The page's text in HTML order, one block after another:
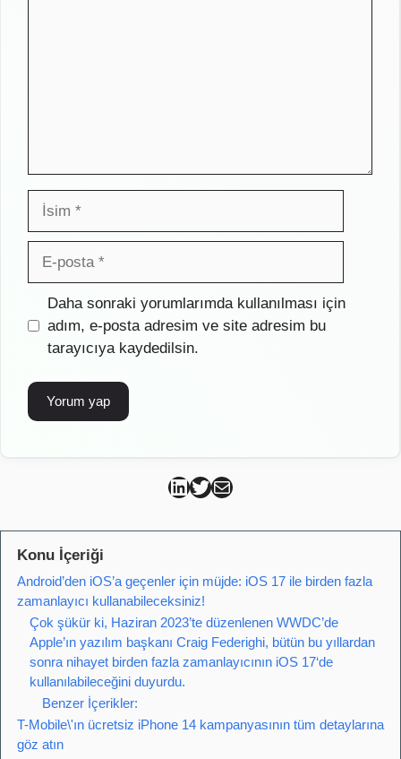
İsim
posta
İnternet
sitesi
Daha sonraki yorumlarımda kullanılması için
adım, e-posta adresim ve site adresim bu
tarayıcıya kaydedilsin.
Can Kütahya Linkedin
Can Kütahya Twitter
Can Kütahya Mail
Konu İçeriği
Android’den iOS’a geçenler için müjde: iOS 17 ile birden fazla
zamanlayıcı kullanabileceksiniz!
Çok şükür ki, Haziran 2023’te düzenlenen WWDC’de
Apple’ın yazılım başkanı Craig Federighi, bütün bu yıllardan
sonra nihayet birden fazla zamanlayıcının iOS 17‘de
kullanılabileceğini duyurdu.
Benzer İçerikler:
T-Mobile\'ın ücretsiz iPhone 14 kampanyasının tüm detaylarına
göz atın